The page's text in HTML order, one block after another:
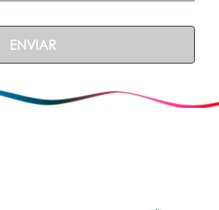
ENVIAR